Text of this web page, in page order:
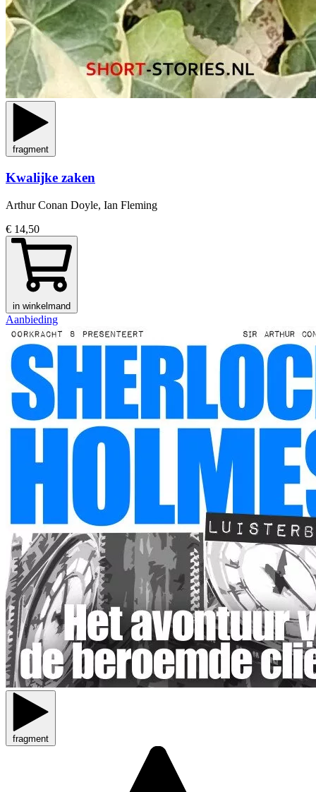
fragment
Kwalijke zaken
Arthur Conan Doyle, Ian Fleming
€ 14,50
in winkelmand
Aanbieding
fragment